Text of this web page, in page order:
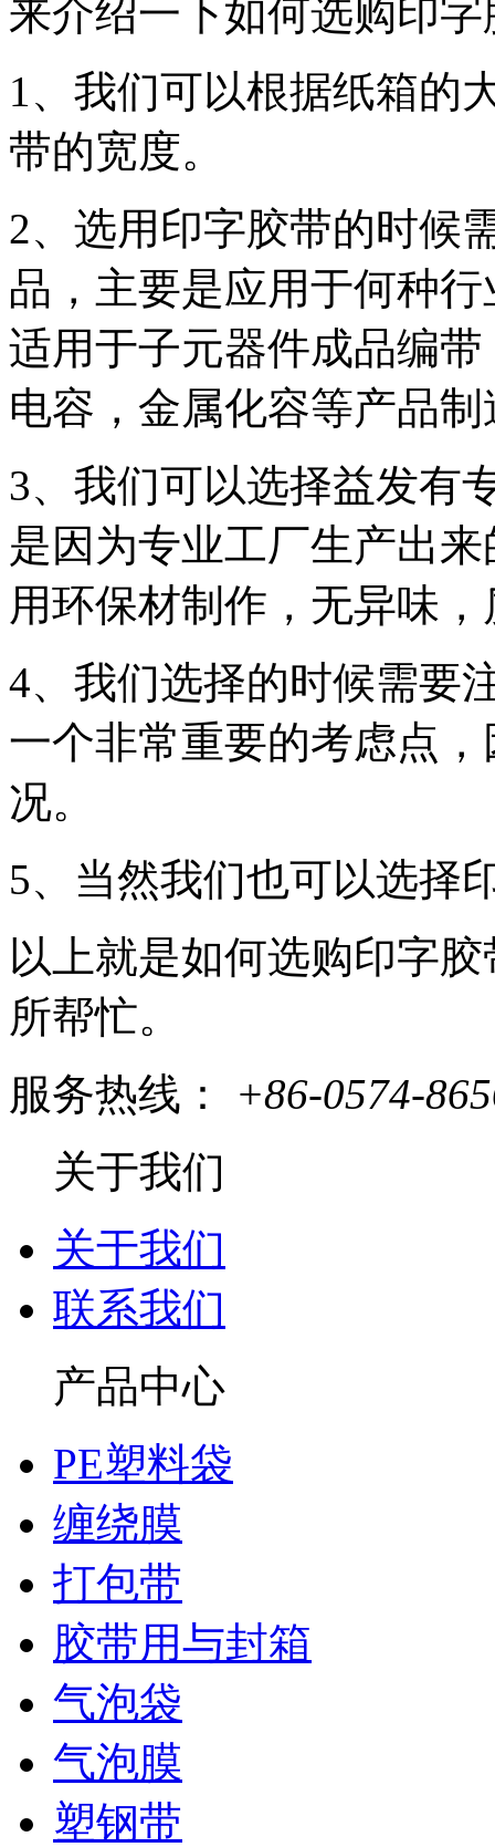
来介绍一下如何选购印
1、我们可以根据纸箱的
带的宽度。
2、选用印字胶带的时候
品，主要是应用于何种
适用于子元器件成品编
电容，金属化容等产品
3、我们可以选择益发有
是因为专业工厂生产出
用环保材制作，无异味
4、我们选择的时候需要
一个非常重要的考虑点
况。
5、当然我们也可以选择
以上就是如何选购印字
所帮忙。
服务热线：
+86-0574-
关于我们
关于我们
联系我们
产品中心
PE塑料袋
缠绕膜
打包带
胶带用与封箱
气泡袋
气泡膜
塑钢带